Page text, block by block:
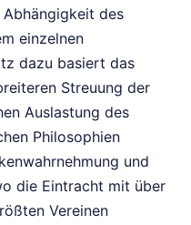
des
einzelnen
dazu basiert das
Streuung der
Auslastung des
Philosophien
und
die Eintracht mit über
Vereinen